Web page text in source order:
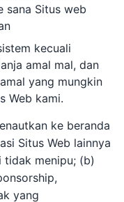
sana Situs web
kecuali
amal mal, dan
yang mungkin
Web kami.
ke beranda
Situs Web lainnya
tidak menipu; (b)
yang